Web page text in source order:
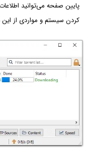
کردن سیستم و مواردی از این